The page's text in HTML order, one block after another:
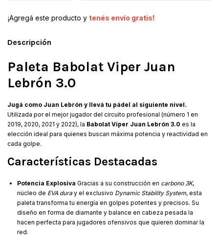
¡Agregá este producto y tenés envío gratis!
Descripción
Paleta Babolat Viper Juan
Lebrón 3.0
Jugá como Juan Lebrón y llevá tu pádel al siguiente nivel.
Utilizada por el mejor jugador del circuito profesional (número 1 en
2019, 2020, 2021 y 2022), la Babolat Viper Juan Lebrón 3.0 es la
elección ideal para quienes buscan máxima potencia y reactividad en
cada golpe.
Características Destacadas
Potencia Explosiva Gracias a su construcción en carbono 3K,
núcleo de EVA dura y el exclusivo Dynamic Stability System, esta
paleta transforma tu energía en golpes potentes y precisos. Su
diseño en forma de diamante y balance en cabeza pesada la
hacen perfecta para jugadores ofensivos que quieren dominar la
red.